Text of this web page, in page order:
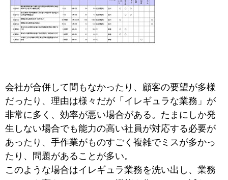
会社が合併して間もなかったり、顧客の要望が多様
だったり、理由は様々だが「イレギュラな業務」が
非常に多く、効率が悪い場合がある。たまにしか発
生しない場合でも能力の高い社員が対応する必要が
あったり、手作業がものすごく複雑でミスが多かっ
たり、問題があることが多い。
このような場合はイレギュラ業務を洗い出し、業務